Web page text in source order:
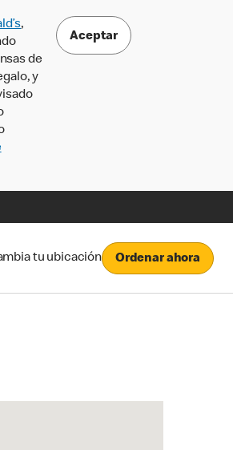
,
de
y
Aceptar
tu ubicación Ordenar ahora